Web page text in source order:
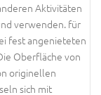
Aktivitäten
verwenden. für
fest angenieteten
Oberfläche von
originellen
sich mit